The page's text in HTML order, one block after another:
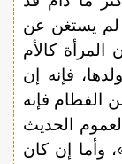
لم يستغن عن
المرأة كالأم
فإنه إن
الفطام فإنه
الحديث
وأما إن كان